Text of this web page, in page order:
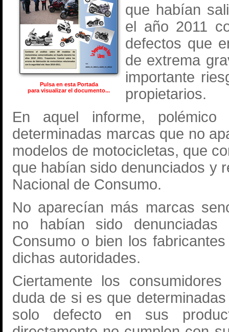
Pulsa en esta Portada
para visualizar el documento...
que habían
el año 2011
defectos que
de extrema
importante
propietarios.
En aquel informe,
determinadas marcas que no
modelos de motocicletas, que
que habían sido denunciados y
Nacional de Consumo.
No aparecían más marcas
no habían sido
Consumo o bien los
dichas autoridades.
Ciertamente los
duda de si es que
solo defecto en sus